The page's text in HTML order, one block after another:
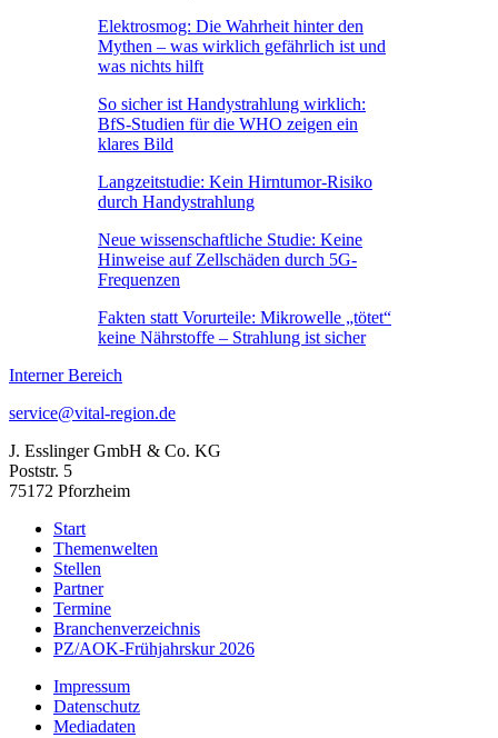
Elektrosmog: Die Wahrheit hinter den
Mythen – was wirklich gefährlich ist und
was nichts hilft
So sicher ist Handystrahlung wirklich:
BfS-Studien für die WHO zeigen ein
klares Bild
Langzeitstudie: Kein Hirntumor-Risiko
durch Handystrahlung
Neue wissenschaftliche Studie: Keine
Hinweise auf Zellschäden durch 5G-
Frequenzen
Fakten statt Vorurteile: Mikrowelle „tötet“
keine Nährstoffe – Strahlung ist sicher
Interner Bereich
service@vital-region.de
J. Esslinger GmbH & Co. KG
Poststr. 5
75172 Pforzheim
Start
Themenwelten
Stellen
Partner
Termine
Branchenverzeichnis
PZ/AOK-Frühjahrskur 2026
Impressum
Datenschutz
Mediadaten